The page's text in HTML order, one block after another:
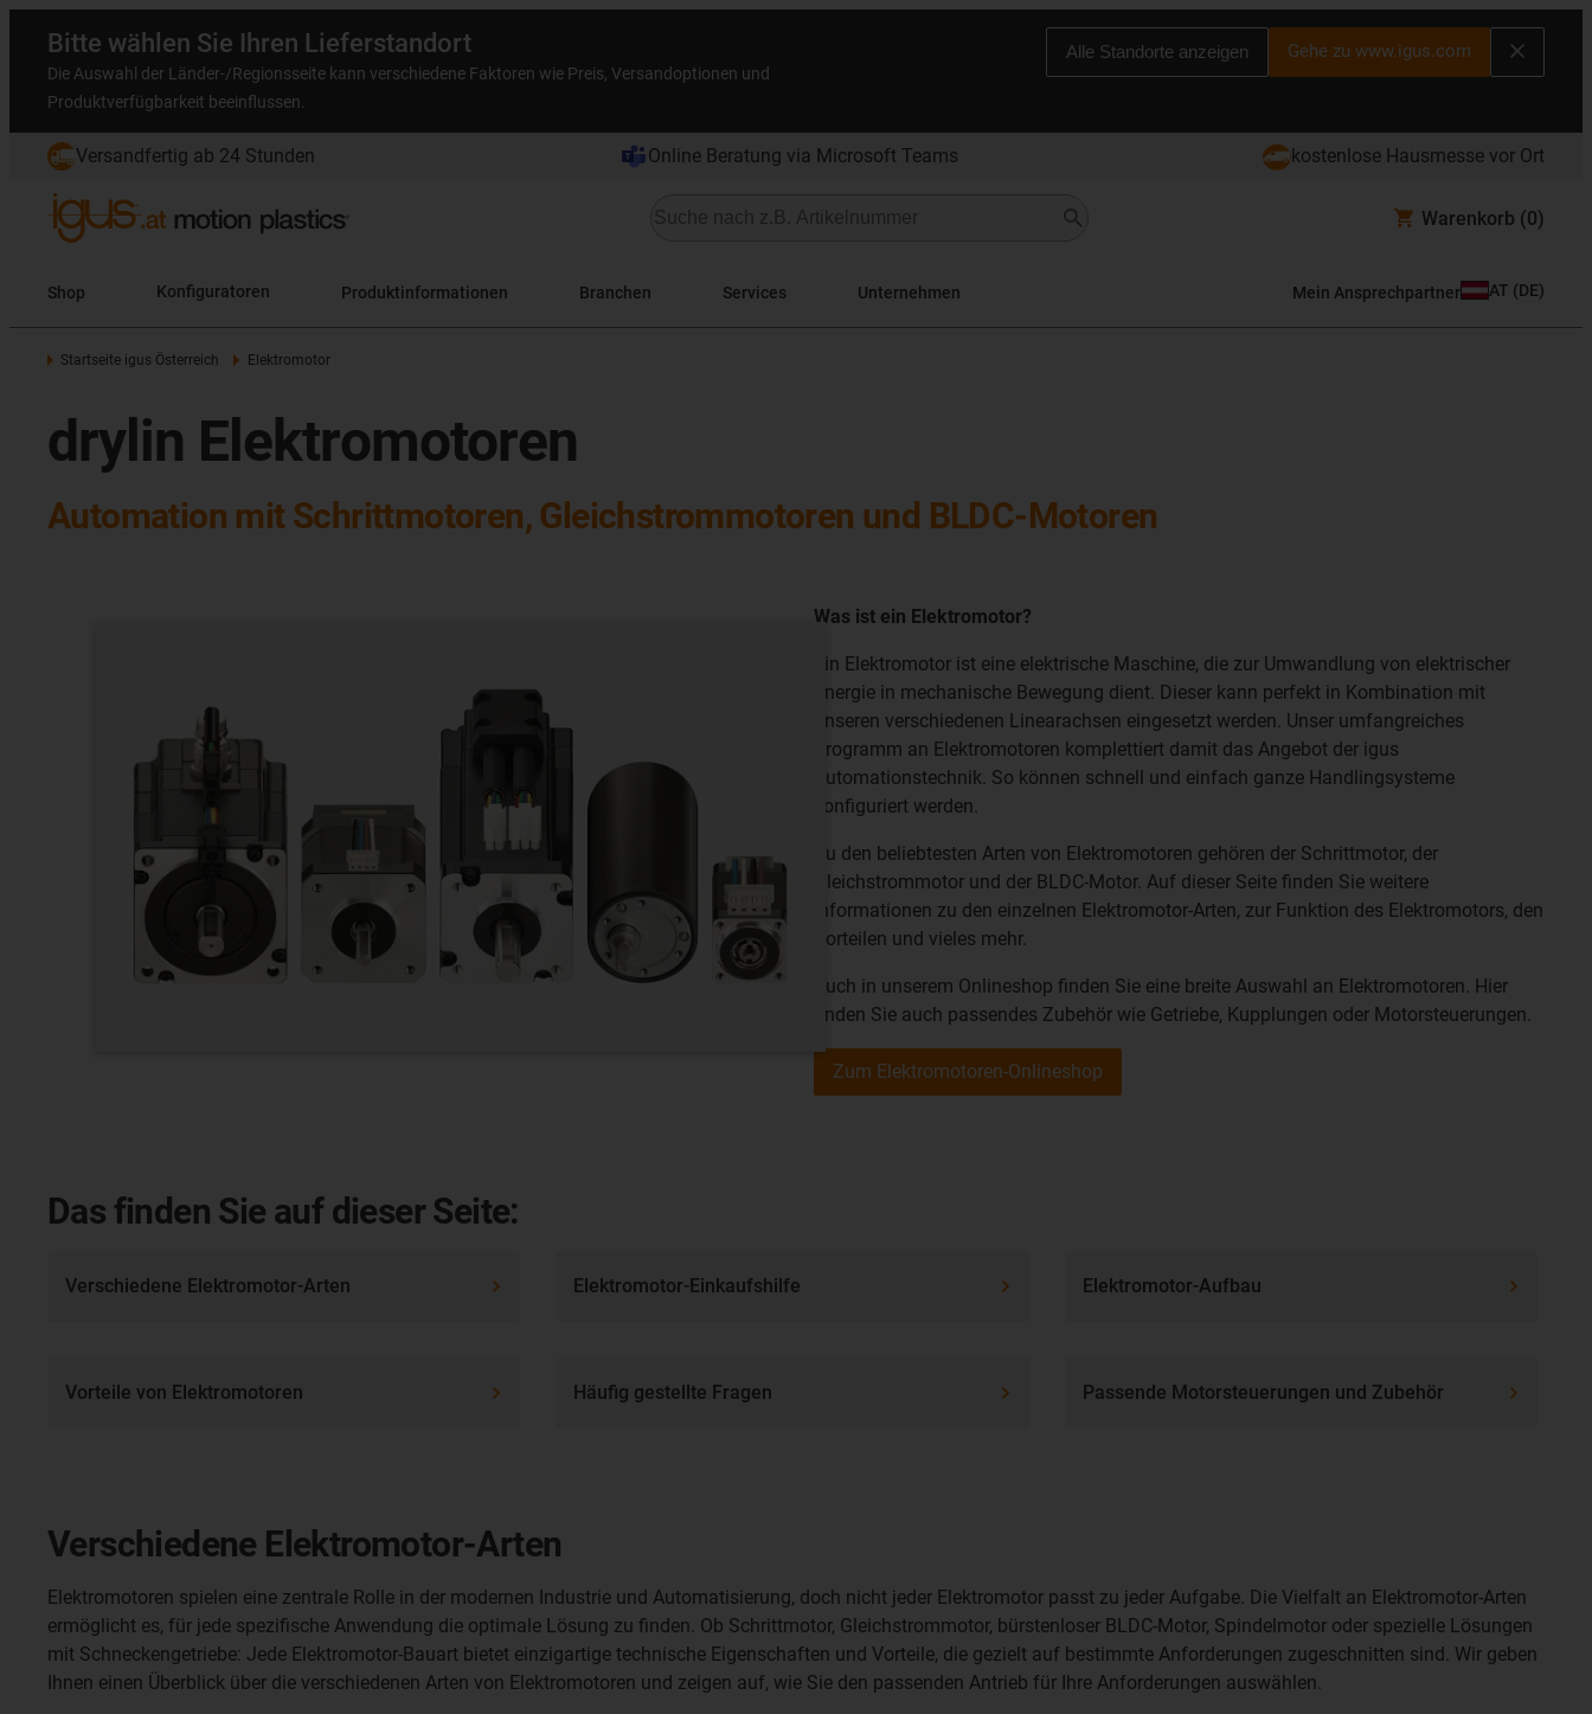
Bitte wählen Sie Ihren Lieferstandort
Die Auswahl der Länder-/Regionsseite kann verschiedene Faktoren wie Preis, Versandoptionen und
Produktverfügbarkeit beeinflussen.
Alle Standorte anzeigen Gehe zu www.igus.com
Versandfertig ab 24 Stunden Online Beratung via Microsoft Teams kostenlose Hausmesse vor Ort
Warenkorb (0)
Shop Konfiguratoren Produktinformationen Branchen Services Unternehmen Mein Ansprechpartner AT (DE)
Startseite igus Österreich Elektromotor
drylin Elektromotoren
Automation mit Schrittmotoren, Gleichstrommotoren und BLDC-Motoren
Was ist ein Elektromotor?
Ein Elektromotor ist eine elektrische Maschine, die zur Umwandlung von elektrischer
Energie in mechanische Bewegung dient. Dieser kann perfekt in Kombination mit
unseren verschiedenen Linearachsen eingesetzt werden. Unser umfangreiches
Programm an Elektromotoren komplettiert damit das Angebot der igus
Automationstechnik. So können schnell und einfach ganze Handlingsysteme
konfiguriert werden.
Zu den beliebtesten Arten von Elektromotoren gehören der Schrittmotor, der
Gleichstrommotor und der BLDC-Motor. Auf dieser Seite finden Sie weitere
Informationen zu den einzelnen Elektromotor-Arten, zur Funktion des Elektromotors, den
Vorteilen und vieles mehr.
Auch in unserem Onlineshop finden Sie eine breite Auswahl an Elektromotoren. Hier
finden Sie auch passendes Zubehör wie Getriebe, Kupplungen oder Motorsteuerungen.
Zum Elektromotoren-Onlineshop
Das finden Sie auf dieser Seite:
Verschiedene Elektromotor-Arten Elektromotor-Einkaufshilfe Elektromotor-Aufbau
Vorteile von Elektromotoren Häufig gestellte Fragen Passende Motorsteuerungen und Zubehör
Verschiedene Elektromotor-Arten
Elektromotoren spielen eine zentrale Rolle in der modernen Industrie und Automatisierung, doch nicht jeder Elektromotor passt zu jeder Aufgabe. Die Vielfalt an Elektromotor-Arten
ermöglicht es, für jede spezifische Anwendung die optimale Lösung zu finden. Ob Schrittmotor, Gleichstrommotor, bürstenloser BLDC-Motor, Spindelmotor oder spezielle Lösungen
mit Schneckengetriebe: Jede Elektromotor-Bauart bietet einzigartige technische Eigenschaften und Vorteile, die gezielt auf bestimmte Anforderungen zugeschnitten sind. Wir geben
Ihnen einen Überblick über die verschiedenen Arten von Elektromotoren und zeigen auf, wie Sie den passenden Antrieb für Ihre Anforderungen auswählen.